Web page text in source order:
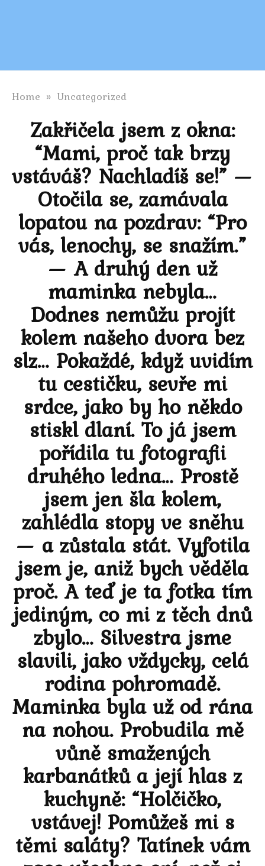
Home » Uncategorized
Zakřičela jsem z okna:
“Mami, proč tak brzy
vstáváš? Nachladíš se!” —
Otočila se, zamávala
lopatou na pozdrav: “Pro
vás, lenochy, se snažím.”
— A druhý den už
maminka nebyla…
Dodnes nemůžu projít
kolem našeho dvora bez
slz… Pokaždé, když uvidím
tu cestičku, sevře mi
srdce, jako by ho někdo
stiskl dlaní. To já jsem
pořídila tu fotografii
druhého ledna… Prostě
jsem jen šla kolem,
zahlédla stopy ve sněhu
— a zůstala stát. Vyfotila
jsem je, aniž bych věděla
proč. A teď je ta fotka tím
jediným, co mi z těch dnů
zbylo… Silvestra jsme
slavili, jako vždycky, celá
rodina pohromadě.
Maminka byla už od rána
na nohou. Probudila mě
vůně smažených
karbanátků a její hlas z
kuchyně: “Holčičko,
vstávej! Pomůžeš mi s
těmi saláty? Tatínek vám